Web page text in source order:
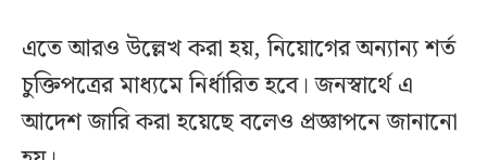
এতে আরও উল্লেখ করা হয়, নিয়োগের অন্যান্য শর্ত
চুক্তিপত্রের মাধ্যমে নির্ধারিত হবে। জনস্বার্থে এ
আদেশ জারি করা হয়েছে বলেও প্রজ্ঞাপনে জানানো